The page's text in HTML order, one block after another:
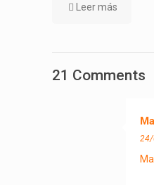
Leer más
21 Comments
24/